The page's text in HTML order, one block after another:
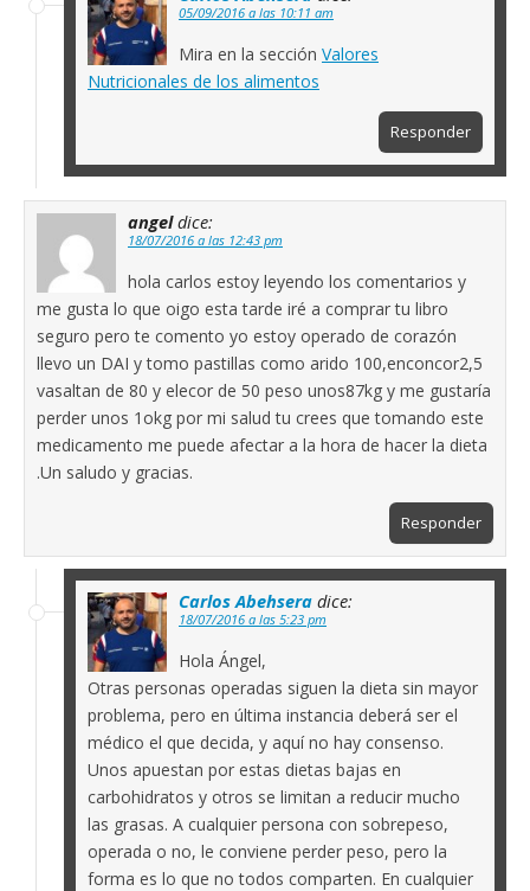
05/09/2016 a las 10:11 am
Mira en la sección Valores
Nutricionales de los alimentos
Responder
angel dice:
18/07/2016 a las 12:43 pm
hola carlos estoy leyendo los comentarios y
me gusta lo que oigo esta tarde iré a comprar tu libro
seguro pero te comento yo estoy operado de corazón
llevo un DAI y tomo pastillas como arido 100,enconcor2,5
vasaltan de 80 y elecor de 50 peso unos87kg y me gustaría
perder unos 1okg por mi salud tu crees que tomando este
medicamento me puede afectar a la hora de hacer la dieta
.Un saludo y gracias.
Responder
Carlos Abehsera dice:
18/07/2016 a las 5:23 pm
Hola Ángel,
Otras personas operadas siguen la dieta sin mayor
problema, pero en última instancia deberá ser el
médico el que decida, y aquí no hay consenso.
Unos apuestan por estas dietas bajas en
carbohidratos y otros se limitan a reducir mucho
las grasas. A cualquier persona con sobrepeso,
operada o no, le conviene perder peso, pero la
forma es lo que no todos comparten. En cualquier